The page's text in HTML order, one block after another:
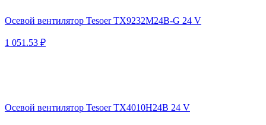
Осевой вентилятор Tesoer TX9232M24B-G 24 V
1 051.53 ₽
Осевой вентилятор Tesoer TX4010H24B 24 V